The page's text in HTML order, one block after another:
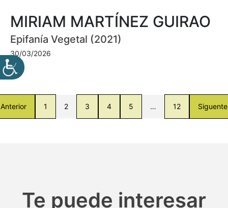
MIRIAM MARTÍNEZ GUIRAO
Epifanía Vegetal (2021)
30/03/2026
Anterior 1 2 3 4 5 … 12 Siguente
Te puede interesar